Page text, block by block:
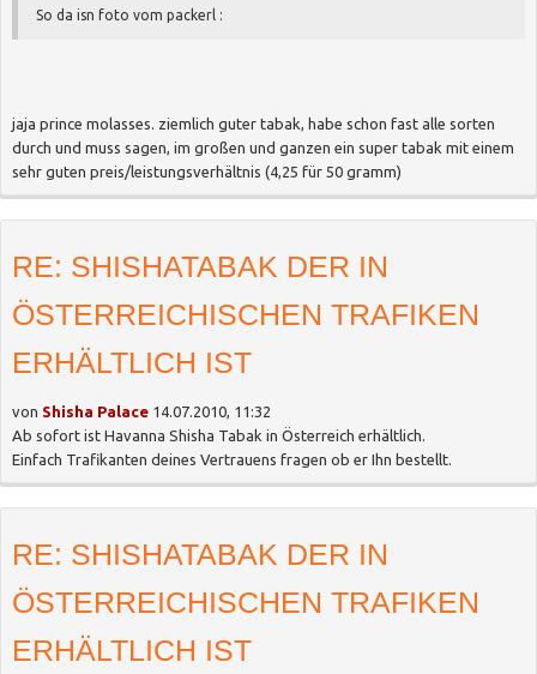
So da isn foto vom packerl :
jaja prince molasses. ziemlich guter tabak, habe schon fast alle sorten
durch und muss sagen, im großen und ganzen ein super tabak mit einem
sehr guten preis/leistungsverhältnis (4,25 für 50 gramm)
RE: SHISHATABAK DER IN
ÖSTERREICHISCHEN TRAFIKEN
ERHÄLTLICH IST
von Shisha Palace 14.07.2010, 11:32
Ab sofort ist Havanna Shisha Tabak in Österreich erhältlich.
Einfach Trafikanten deines Vertrauens fragen ob er Ihn bestellt.
RE: SHISHATABAK DER IN
ÖSTERREICHISCHEN TRAFIKEN
ERHÄLTLICH IST